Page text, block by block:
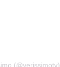
(@verissimotv)